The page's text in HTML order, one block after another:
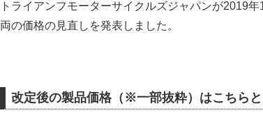
トライアンフモーターサイクルズジャパンが2019
両の価格の見直しを発表しました。
改定後の製品価格（※一部抜粋）はこちらと